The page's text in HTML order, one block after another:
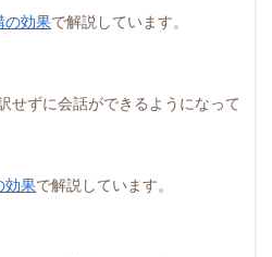
の効果で解説しています。
せずに会話ができるようになって
効果で解説しています。